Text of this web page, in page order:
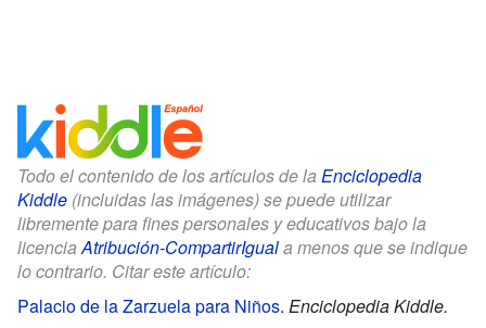
Todo el contenido de los artículos de la Enciclopedia
Kiddle (incluidas las imágenes) se puede utilizar
libremente para fines personales y educativos bajo la
licenciaAtribución-CompartirIguala menos que se indique
lo contrario. Citar este artículo:
Palacio de la Zarzuela para Niños. Enciclopedia Kiddle.